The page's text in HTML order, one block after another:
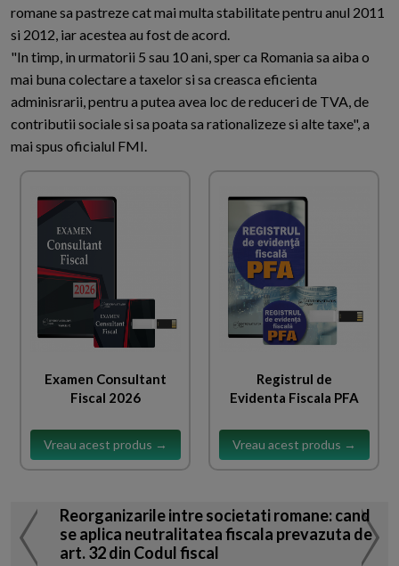
romane sa pastreze cat mai multa stabilitate pentru anul 2011
si 2012, iar acestea au fost de acord.
"In timp, in urmatorii 5 sau 10 ani, sper ca Romania sa aiba o
mai buna colectare a taxelor si sa creasca eficienta
adminisrarii, pentru a putea avea loc de reduceri de TVA, de
contributii sociale si sa poata sa rationalizeze si alte taxe", a
mai spus oficialul FMI.
Examen Consultant
Fiscal 2026
Vreau acest produs →
Registrul de
Evidenta Fiscala PFA
Vreau acest produs →
Reorganizarile intre societati romane: cand
se aplica neutralitatea fiscala prevazuta de
art. 32 din Codul fiscal